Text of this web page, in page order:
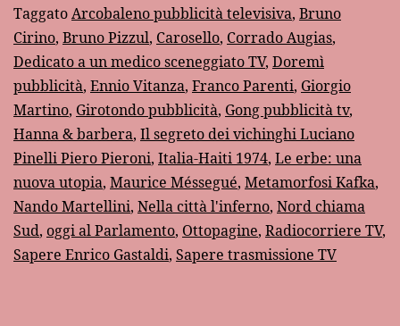
fa…
TaggatoArcobaleno pubblicità televisiva, Bruno
Cirino, Bruno Pizzul, Carosello, Corrado Augias,
Dedicato a un medico sceneggiato TV, Doremì
pubblicità, Ennio Vitanza, Franco Parenti, Giorgio
Martino, Girotondo pubblicità, Gong pubblicità tv,
Hanna & barbera, Il segreto dei vichinghi Luciano
Pinelli Piero Pieroni, Italia-Haiti 1974, Le erbe: una
nuova utopia, Maurice Méssegué, Metamorfosi Kafka,
Nando Martellini, Nella città l'inferno, Nord chiama
Sud, oggi al Parlamento, Ottopagine, Radiocorriere TV,
Sapere Enrico Gastaldi, Sapere trasmissione TV